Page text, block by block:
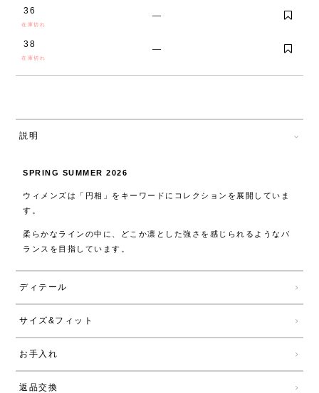
36
在庫切れ
—
38
在庫切れ
—
説明
SPRING SUMMER 2026
ウィメンズは「円相」をキーワードにコレクションを展開していま
す。
柔らかなラインの中に、どこか凛とした強さを感じられるようなバ
ランスを目指しています。
ディテール
サイズ&フィット
お手入れ
返品交換